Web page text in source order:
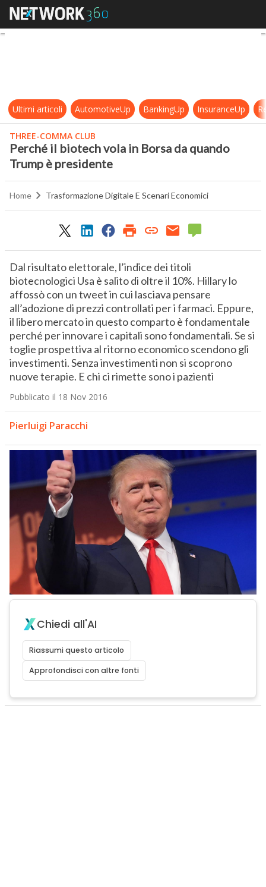
Perché il biotech vola in Borsa da
Ultimi articoli AutomotiveUp BankingUp InsuranceUp
THREE-COMMA CLUB
Perché il biotech vola in Borsa da quando
Trump è presidente
Home Trasformazione Digitale E Scenari Economici
Dal risultato elettorale, l’indice dei titoli
biotecnologici Usa è salito di oltre il 10%. Hillary lo
affossò con un tweet in cui lasciava pensare
all’adozione di prezzi controllati per i farmaci. Eppure,
il libero mercato in questo comparto è fondamentale
perché per innovare i capitali sono fondamentali. Se si
toglie prospettiva al ritorno economico scendono gli
investimenti. Senza investimenti non si scoprono
nuove terapie. E chi ci rimette sono i pazienti
Pubblicato il 18 Nov 2016
Pierluigi Paracchi
Chiedi all'AI
Riassumi questo articolo
Approfondisci con altre fonti